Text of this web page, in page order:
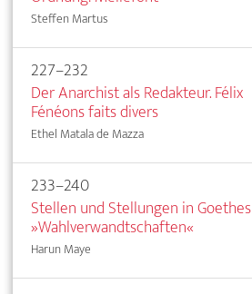
Steffen Martus
227–232
Der Anarchist als Redakteur. Félix
Fénéons faits divers
Ethel Matala de Mazza
233–240
Stellen und Stellungen in Goethes
»Wahlverwandtschaften«
Harun Maye